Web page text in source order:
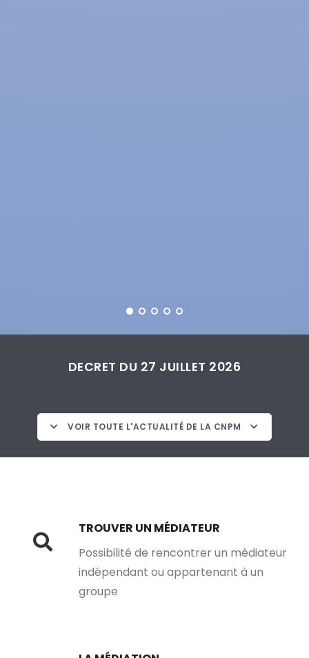
DECRET DU 27 JUILLET 2026
2026
LA CNPM PARTENAIRE DU BARREAU ET DU
CNPM ET ROTARY
LA CNPM ORGANISE SON COLLOQUE
VOIR TOUTE L'ACTUALITÉ DE LA CNPM
TROUVER UN MÉDIATEUR
Possibilité de rencontrer un médiateur
indépendant ou appartenant à un
groupe